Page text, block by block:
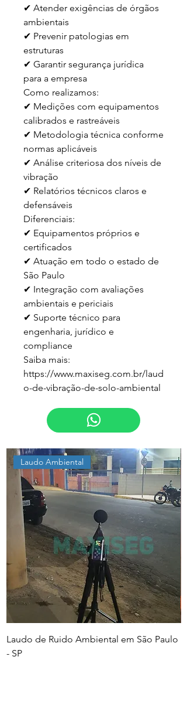
✔ Atender exigências de órgãos
ambientais
✔ Prevenir patologias em
estruturas
✔ Garantir segurança jurídica
para a empresa
Como realizamos:
✔ Medições com equipamentos
calibrados e rastreáveis
✔ Metodologia técnica conforme
normas aplicáveis
✔ Análise criteriosa dos níveis de
vibração
✔ Relatórios técnicos claros e
defensáveis
Diferenciais:
✔ Equipamentos próprios e
certificados
✔ Atuação em todo o estado de
São Paulo
✔ Integração com avaliações
ambientais e periciais
✔ Suporte técnico para
engenharia, jurídico e
compliance
Saiba mais:
https://www.maxiseg.com.br/laud
o-de-vibração-de-solo-ambiental
Laudo Ambiental
Laudo de Ruido Ambiental em São Paulo
- SP